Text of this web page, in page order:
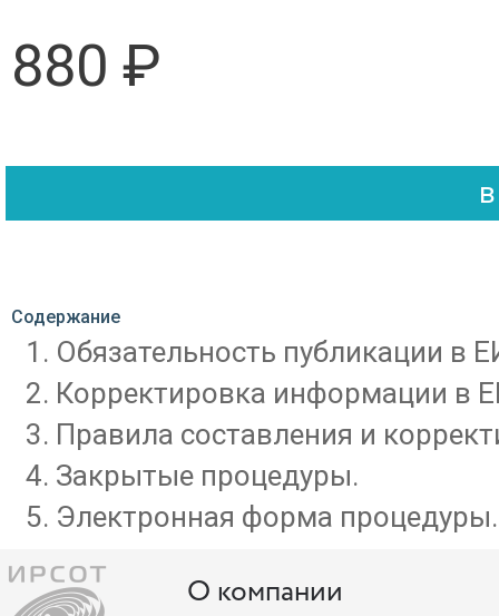
880 ₽
Содержание
Обязательность публикации в
Корректировка информации в
Правила составления и
Закрытые процедуры.
Электронная форма процедуры.
О компании